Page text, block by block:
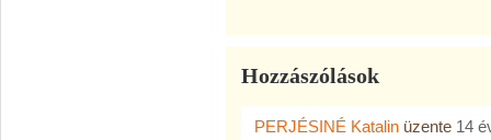
Hozzászólások
PERJÉSINÉ Katalin üzente 14